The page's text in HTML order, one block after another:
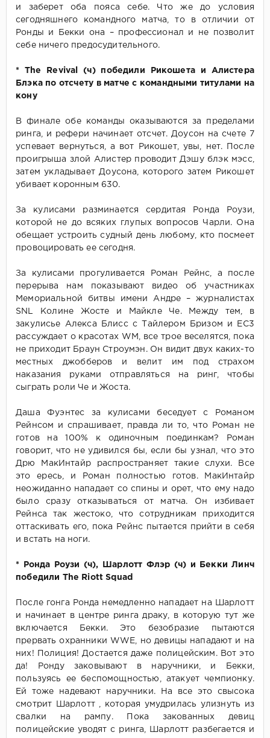
и заберет оба пояса себе. Что же до условия
сегодняшнего командного матча, то в отличии от
Ронды и Бекки она – профессионал и не позволит
себе ничего предосудительного.
* The Revival (ч) победили Рикошета и Алистера
Блэка по отсчету в матче с командными титулами на
кону
В финале обе команды оказываются за пределами
ринга, и рефери начинает отсчет. Доусон на счете 7
успевает вернуться, а вот Рикошет, увы, нет. После
проигрыша злой Алистер проводит Дэшу блэк мэсс,
затем укладывает Доусона, которого затем Рикошет
убивает коронным 630.
За кулисами разминается сердитая Ронда Роузи,
которой не до всяких глупых вопросов Чарли. Она
обещает устроить судный день любому, кто посмеет
провоцировать ее сегодня.
За кулисами прогуливается Роман Рейнс, а после
перерыва нам показывают видео об участниках
Мемориальной битвы имени Андре – журналистах
SNL Колине Жосте и Майкле Че. Между тем, в
закулисье Алекса Блисс с Тайлером Бризом и ЕС3
рассуждает о красотах WM, все трое веселятся, пока
не приходит Браун Строумэн. Он видит двух каких-то
местных джобберов и велит им под страхом
наказания руками отправляться на ринг, чтобы
сыграть роли Че и Жоста.
Даша Фуэнтес за кулисами беседует с Романом
Рейнсом и спрашивает, правда ли то, что Роман не
готов на 100% к одиночным поединкам? Роман
говорит, что не удивился бы, если бы узнал, что это
Дрю МакИнтайр распространяет такие слухи. Все
это ересь, и Роман полностью готов. МакИнтайр
неожиданно нападает со спины и орет, что ему надо
было сразу отказываться от матча. Он избивает
Рейнса так жестоко, что сотрудникам приходится
оттаскивать его, пока Рейнс пытается прийти в себя
и встать на ноги.
* Ронда Роузи (ч), Шарлотт Флэр (ч) и Бекки Линч
победили The Riott Squad
После гонга Ронда немедленно нападает на Шарлотт
и начинает в центре ринга драку, в которую тут же
включается Бекки. Это безобразие пытаются
прервать охранники WWE, но девицы нападают и на
них! Полиция! Достается даже полицейским. Вот это
да! Ронду заковывают в наручники, и Бекки,
пользуясь ее беспомощностью, атакует чемпионку.
Ей тоже надевают наручники. На все это свысока
смотрит Шарлотт , которая умудрилась улизнуть из
свалки на рампу. Пока закованных девиц
полицейские уводят с ринга, Шарлотт разбегается и